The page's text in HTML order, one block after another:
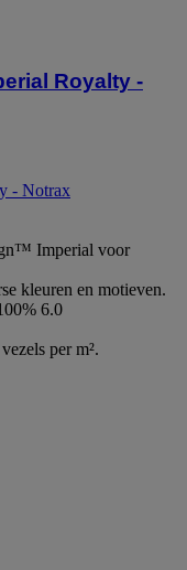
Royalty -
- Notrax
Imperial voor
kleuren en motieven.
6.0
per m².